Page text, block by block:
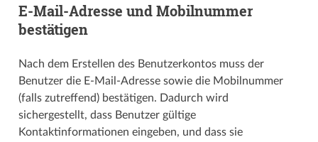
E-Mail-Adresse und Mobilnummer
bestätigen
Nach dem Erstellen des Benutzerkontos muss der
Benutzer die E-Mail-Adresse sowie die Mobilnummer
(falls zutreffend) bestätigen. Dadurch wird
sichergestellt, dass Benutzer gültige
Kontaktinformationen eingeben, und dass sie